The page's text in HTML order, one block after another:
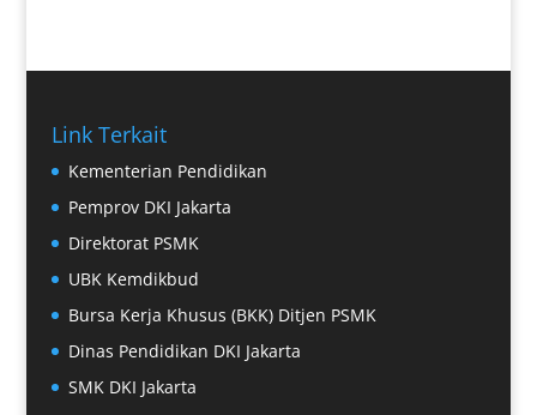
Link Terkait
Kementerian Pendidikan
Pemprov DKI Jakarta
Direktorat PSMK
UBK Kemdikbud
Bursa Kerja Khusus (BKK) Ditjen PSMK
Dinas Pendidikan DKI Jakarta
SMK DKI Jakarta